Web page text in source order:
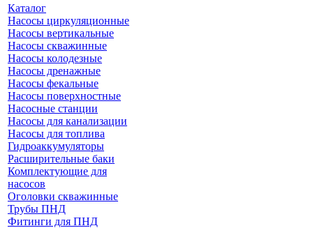
Каталог
Насосы циркуляционные
Насосы вертикальные
Насосы скважинные
Насосы колодезные
Насосы дренажные
Насосы фекальные
Насосы поверхностные
Насосные станции
Насосы для канализации
Насосы для топлива
Гидроаккумуляторы
Расширительные баки
Комплектующие для
насосов
Оголовки скважинные
Трубы ПНД
Фитинги для ПНД